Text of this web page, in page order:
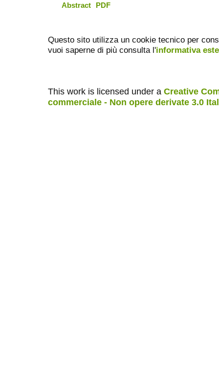
Abstract PDF
Questo sito utilizza un cookie tecnico per
vuoi saperne di più consulta l'informativa
This work is licensed under a Creative
commerciale - Non opere derivate 3.0